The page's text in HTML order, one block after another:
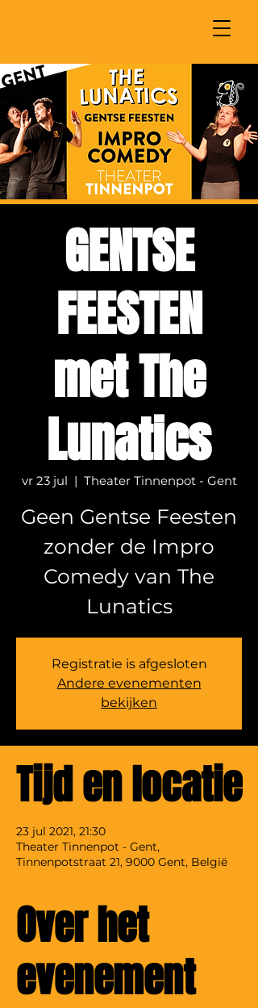
GENTSE
FEESTEN
met The
Lunatics
vr 23 jul
  |
Theater Tinnenpot - Gent
Geen Gentse Feesten
zonder de Impro
Comedy van The
Lunatics
Registratie is afgesloten
Andere evenementen
bekijken
Tijd en locatie
23 jul 2021, 21:30
Theater Tinnenpot - Gent,
Tinnenpotstraat 21, 9000 Gent, België
Over het
evenement